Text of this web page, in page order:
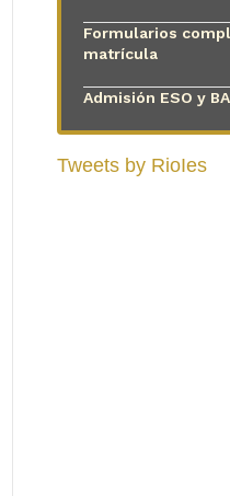
Formularios
matrícula
Admisión ESO y
Tweets by RioIes